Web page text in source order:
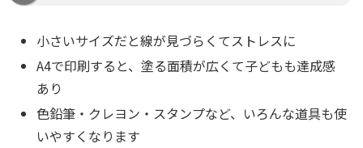
小さいサイズだと線が見づらくてストレスに
A4で印刷すると、塗る面積が広くて子どもも達成感
あり
色鉛筆・クレヨン・スタンプなど、いろんな道具も使
いやすくなります